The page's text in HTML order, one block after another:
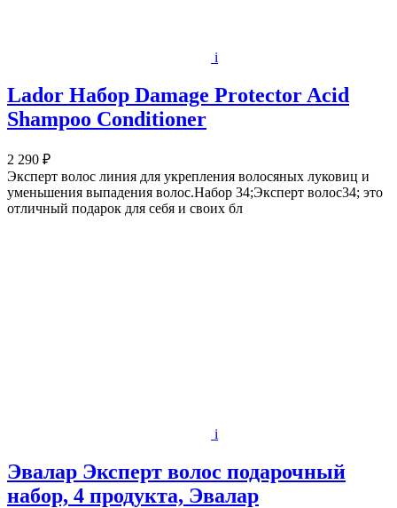
i
Lador Набор Damage Protector Acid
Shampoo Conditioner
2 290 ₽
Эксперт волос линия для укрепления волосяных луковиц и
уменьшения выпадения волос.Набор 34;Эксперт волос34; это
отличный подарок для себя и своих бл
i
Эвалар Эксперт волос подарочный
набор, 4 продукта, Эвалар